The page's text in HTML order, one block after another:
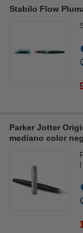
Stabilo Flow
Parker Jotter
mediano color